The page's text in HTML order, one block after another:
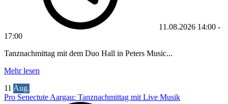
11.08.2026 14:00 -
17:00
Tanznachmittag mit dem Duo Hall in Peters Music...
Mehr lesen
11 Aug.
Pro Senectute Aargau: Tanznachmittag mit Live Musik